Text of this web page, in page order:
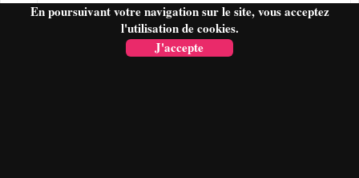
En poursuivant votre navigation sur le site, vous acceptez
l'utilisation de cookies.
J'accepte